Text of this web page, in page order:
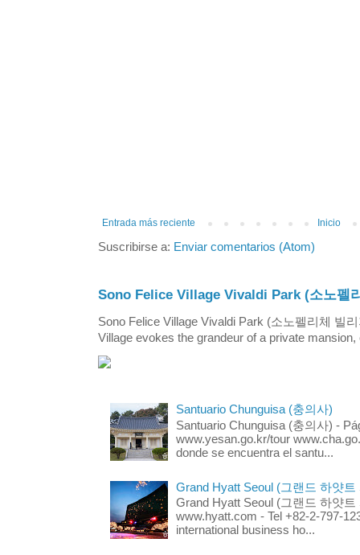
Entrada más reciente Inicio
Suscribirse a: Enviar comentarios (Atom)
Sono Felice Village Vivaldi Park (소노펠
Sono Felice Village Vivaldi Park (소노펠리체 빌
Village evokes the grandeur of a private
Santuario Chunguisa (충의사)
Santuario Chunguisa (충의사) -
www.yesan.go.kr/tour
donde se encuentra el santu...
Grand Hyatt Seoul (그랜드 하얏트
Grand Hyatt Seoul (그랜드 하얏트
www.hyatt.com - Tel +82-2-797-
international business ho...